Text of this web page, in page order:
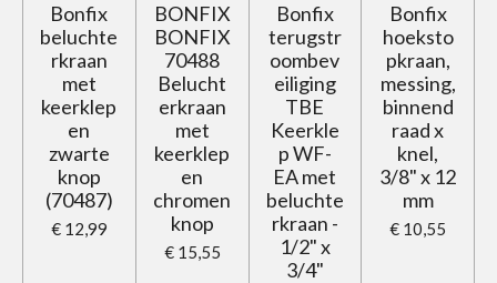
Bonfix
beluchte
rkraan
met
keerklep
en
zwarte
knop
(70487)
€ 12,99
BONFIX
BONFIX
70488
Belucht
erkraan
met
keerklep
en
chromen
knop
€ 15,55
Bonfix
terugstr
oombev
eiliging
TBE
Keerkle
p WF-
EA met
beluchte
rkraan -
1/2" x
3/4"
Bonfix
hoeksto
pkraan,
messing,
binnend
raad x
knel,
3/8" x 12
mm
€ 10,55